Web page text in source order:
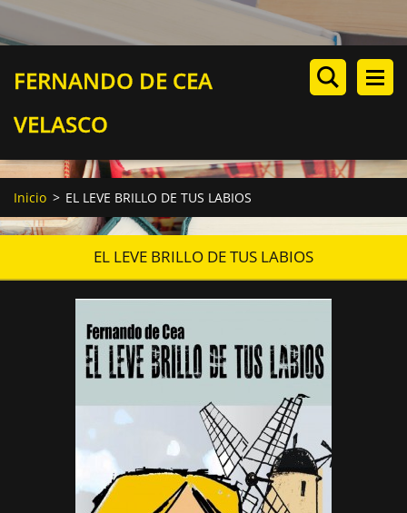
FERNANDO DE CEA
VELASCO
Inicio > EL LEVE BRILLO DE TUS LABIOS
EL LEVE BRILLO DE TUS LABIOS